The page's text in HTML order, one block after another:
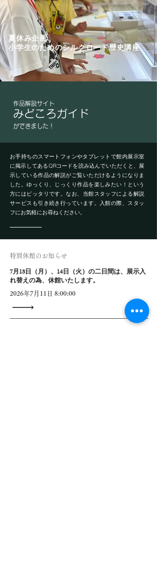
夏休み企画
​小学生のためのシルクロード歴史講座
​作品解説サイト
みどころガイド
ができました！
お手持ちのスマートフォンやタブレットで​館内展示室
に掲示してあるQRコードを読み込んでいただくと、展
示している作品の解説がご覧いただけるようになりま
した。ゆっくり、じっくり作品を楽しみたい！という
方にはピッタリです。なお、当館スタッフによる解説
サービスも引き続き行っています。入館の際、スタッ
フにお気軽にお尋ねください。
特別休館のお知らせ
7月13日（月）、14日（火）の二日間は、展示入
れ替えの為、休館いたします。
2026年7月11日 8:00:00